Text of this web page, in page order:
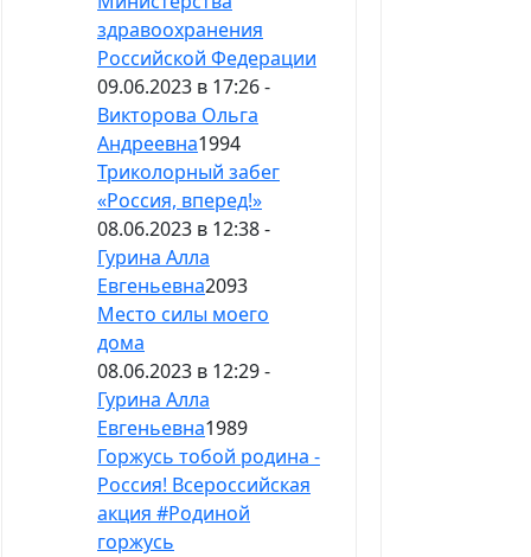
здравоохранения
Российской Федерации
09.06.2023 в 17:26 -
Викторова Ольга
Андреевна1994
Триколорный забег
«Россия, вперед!»
08.06.2023 в 12:38 -
Гурина Алла
Евгеньевна2093
Место силы моего
дома
08.06.2023 в 12:29 -
Гурина Алла
Евгеньевна1989
Горжусь тобой родина -
Россия! Всероссийская
акция #Родиной
горжусь